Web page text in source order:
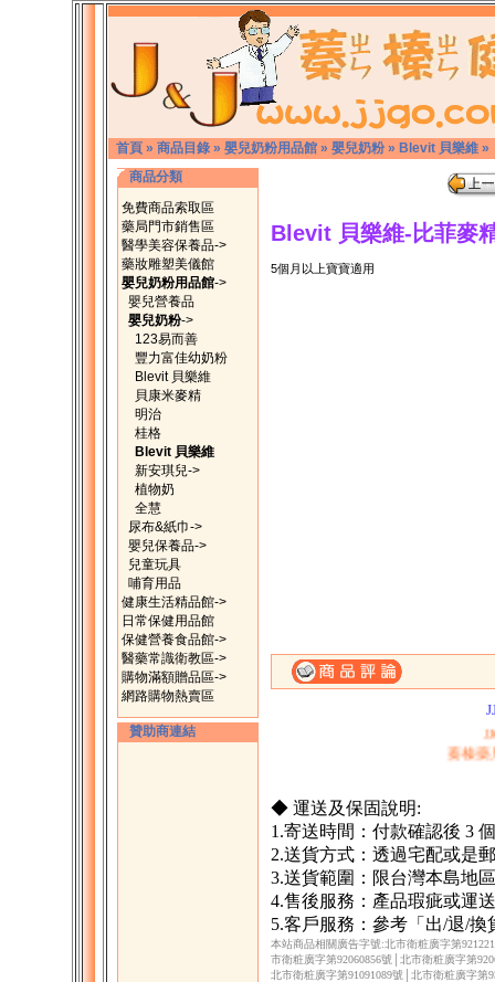
首頁 » 商品目錄 » 嬰兒奶粉用品館 » 嬰兒奶粉» Blevit 貝樂維 »
商品分類
免費商品索取區
藥局門市銷售區
醫學美容保養品->
藥妝雕塑美儀館
嬰兒奶粉用品館->
嬰兒營養品
嬰兒奶粉->
123易而善
豐力富佳幼奶粉
Blevit 貝樂維
貝康米麥精
明治
桂格
Blevit 貝樂維
新安琪兒->
植物奶
全慧
尿布&紙巾->
嬰兒保養品->
兒童玩具
哺育用品
健康生活精品館->
日常保健用品館
保健營養食品館->
醫藥常識衛教區->
購物滿額贈品區->
網路購物熱賣區
贊助商連結
Blevit 貝樂維-比菲麥
5個月以上寶寶適用
一、購滿1500元
二、購物滿2000
蓁榛藥
◆ 運送及保固說明:
1.寄送時間：付款確認後 3
2.送貨方式：透過宅配或是
3.送貨範圍：限台灣本島地
4.售後服務：產品瑕疵或運
5.客戶服務：參考「出/退/
本站商品相關廣告字號:北市衛粧廣字第
市衛粧廣字第92060856號│北市衛粧廣字第
北市衛粧廣字第91091089號│北市衛粧廣字第